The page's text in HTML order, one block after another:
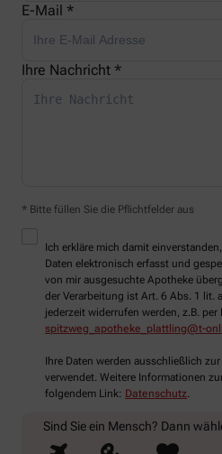
E-Mail *
Ihre Nachricht *
* Bitte füllen Sie die Pflichtfelder aus
Ich erkläre mich damit
Daten elektronisch erfasst und
von mir ausgesuchte Apotheke
der Verarbeitung ist Art. 6 Abs. 1 lit.
jederzeit widerrufen werden, z.B. per
spitzweg_apotheke_plattling@t-
Ihre Daten werden ausschließlich
verwendet. Weitere Informationen
folgendem Link: Datenschutz.
Sind Sie ein Mensch? Dann